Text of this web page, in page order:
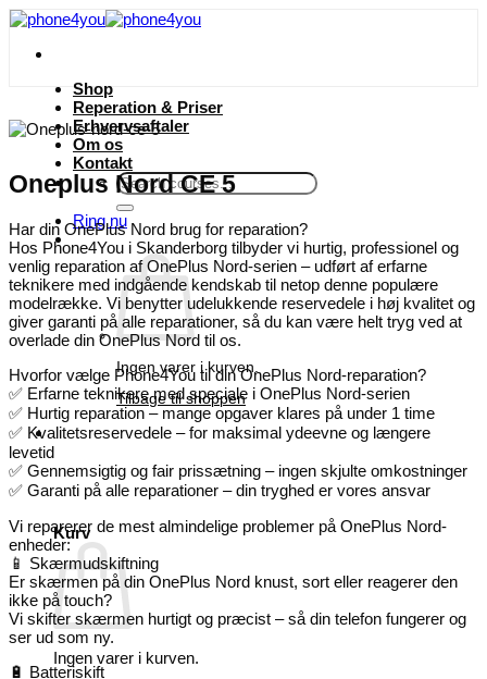
Fortsæt
indhold
Shop
Reperation & Priser
Erhvervsaftaler
Om os
Kontakt
Søg
efter:
Ring nu
Ingen varer i kurven.
Tilbage til shoppen
Kurv
Ingen varer i kurven.
Oneplus Nord CE 5
Har din OnePlus Nord brug for reparation?
Hos Phone4You i Skanderborg tilbyder vi hurtig, professionel og
venlig reparation af OnePlus Nord-serien – udført af erfarne
teknikere med indgående kendskab til netop denne populære
modelrække. Vi benytter udelukkende reservedele i høj kvalitet og
giver garanti på alle reparationer, så du kan være helt tryg ved at
overlade din OnePlus Nord til os.
Hvorfor vælge Phone4You til din OnePlus Nord-reparation?
✅ Erfarne teknikere med speciale i OnePlus Nord-serien
✅ Hurtig reparation – mange opgaver klares på under 1 time
✅ Kvalitetsreservedele – for maksimal ydeevne og længere
levetid
✅ Gennemsigtig og fair prissætning – ingen skjulte omkostninger
✅ Garanti på alle reparationer – din tryghed er vores ansvar
Vi reparerer de mest almindelige problemer på OnePlus Nord-
enheder:
📱 Skærmudskiftning
Er skærmen på din OnePlus Nord knust, sort eller reagerer den
ikke på touch?
Vi skifter skærmen hurtigt og præcist – så din telefon fungerer og
ser ud som ny.
🔋 Batteriskift